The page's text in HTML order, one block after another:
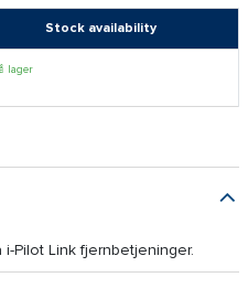
Stock availability
lager
Pilot Link fjernbetjeninger.